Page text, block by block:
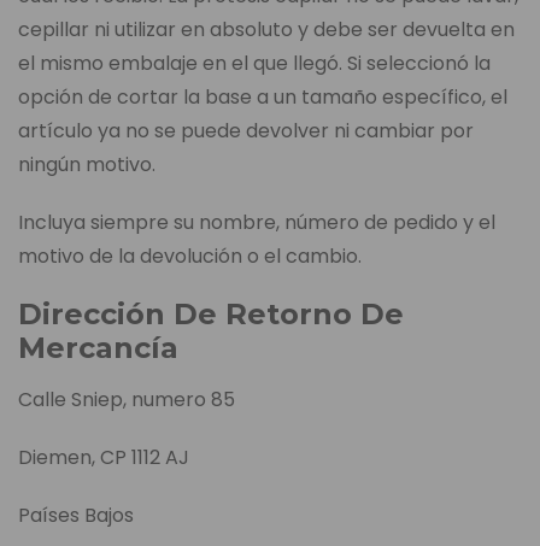
cepillar ni utilizar en absoluto y debe ser devuelta en
el mismo embalaje en el que llegó. Si seleccionó la
opción de cortar la base a un tamaño específico, el
artículo ya no se puede devolver ni cambiar por
ningún motivo.
Incluya siempre su nombre, número de pedido y el
motivo de la devolución o el cambio.
Dirección De Retorno De
Mercancía
Calle Sniep, numero 85
Diemen, CP 1112 AJ
Países Bajos